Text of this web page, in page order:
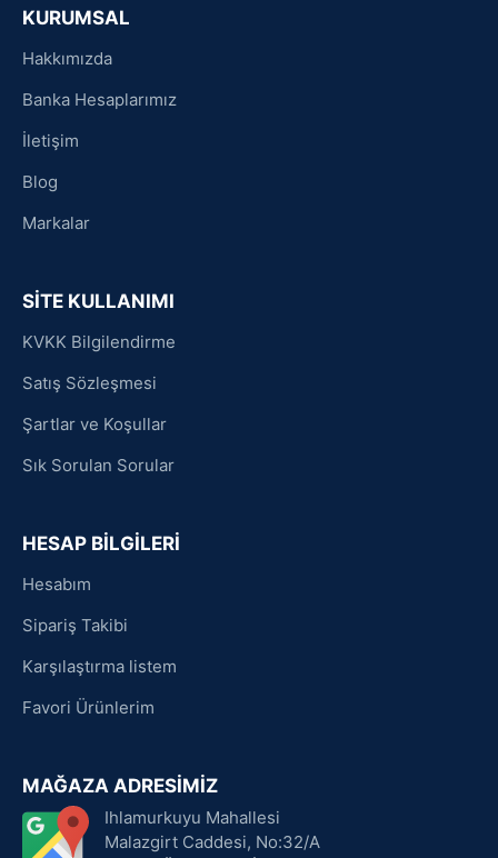
KURUMSAL
Hakkımızda
Banka Hesaplarımız
İletişim
Blog
Markalar
SİTE KULLANIMI
KVKK Bilgilendirme
Satış Sözleşmesi
Şartlar ve Koşullar
Sık Sorulan Sorular
HESAP BİLGİLERİ
Hesabım
Sipariş Takibi
Karşılaştırma listem
Favori Ürünlerim
MAĞAZA ADRESİMİZ
Ihlamurkuyu Mahallesi
Malazgirt Caddesi, No:32/A